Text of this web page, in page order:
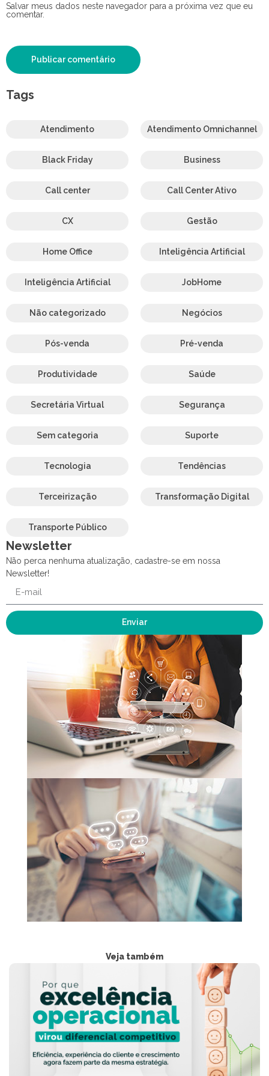
Salvar meus dados neste navegador para a próxima vez que eu
comentar.
Tags
Atendimento Atendimento Omnichannel
Black Friday Business
Call center Call Center Ativo
CX Gestão
Home Office Inteligência Artificial
Inteligência Artificial JobHome
Não categorizado Negócios
Pós-venda Pré-venda
Produtividade Saúde
Secretária Virtual Segurança
Sem categoria Suporte
Tecnologia Tendências
Terceirização Transformação Digital
Transporte Público
Newsletter
Não perca nenhuma atualização, cadastre-se em nossa
Newsletter!
Enviar
Veja também